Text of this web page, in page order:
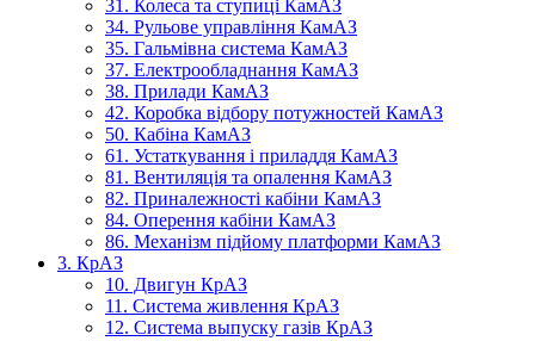
31. Колеса та ступиці КамАЗ
34. Рульове управління КамАЗ
35. Гальмівна система КамАЗ
37. Електрообладнання КамАЗ
38. Прилади КамАЗ
42. Коробка відбору потужностей КамАЗ
50. Кабіна КамАЗ
61. Устаткування і приладдя КамАЗ
81. Вентиляція та опалення КамАЗ
82. Приналежності кабіни КамАЗ
84. Оперення кабіни КамАЗ
86. Механізм підйому платформи КамАЗ
3. КрАЗ
10. Двигун КрАЗ
11. Система живлення КрАЗ
12. Система выпуску газів КрАЗ